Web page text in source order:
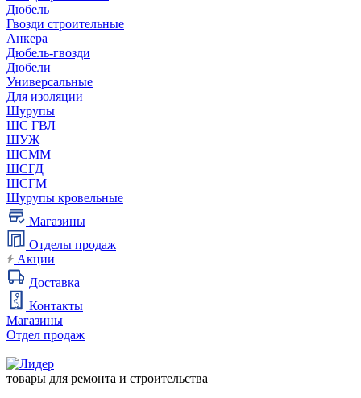
Дюбель
Гвозди строительные
Анкера
Дюбель-гвозди
Дюбели
Универсальные
Для изоляции
Шурупы
ШС ГВЛ
ШУЖ
ШСММ
ШСГД
ШСГМ
Шурупы кровельные
Магазины
Отделы продаж
Акции
Доставка
Контакты
Магазины
Отдел продаж
товары для ремонта и строительства